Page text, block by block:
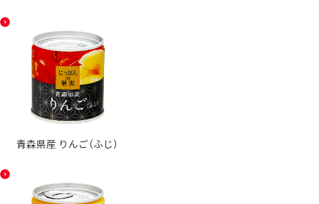
青森県産 りんご（ふじ）